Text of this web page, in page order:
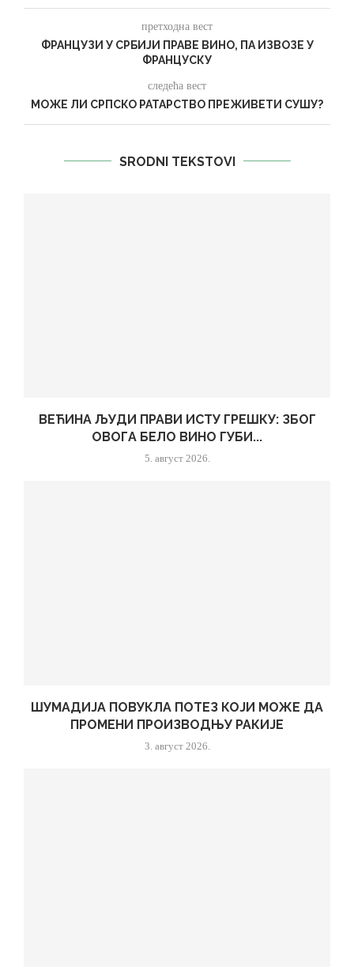
претходна вест
ФРАНЦУЗИ У СРБИЈИ ПРАВЕ ВИНО, ПА ИЗВОЗЕ У
ФРАНЦУСКУ
следећа вест
МОЖЕ ЛИ СРПСКО РАТАРСТВО ПРЕЖИВЕТИ СУШУ?
SRODNI TEKSTOVI
ВЕЋИНА ЉУДИ ПРАВИ ИСТУ ГРЕШКУ: ЗБОГ
ОВОГА БЕЛО ВИНО ГУБИ...
5. август 2026.
ШУМАДИЈА ПОВУКЛА ПОТЕЗ КОЈИ МОЖЕ ДА
ПРОМЕНИ ПРОИЗВОДЊУ РАКИЈЕ
3. август 2026.